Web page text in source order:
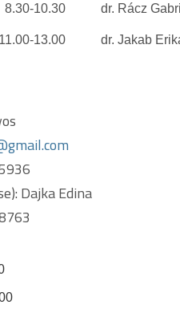
10.30 dr. Rácz
13.00 dr. Jakab
Dajka Edina